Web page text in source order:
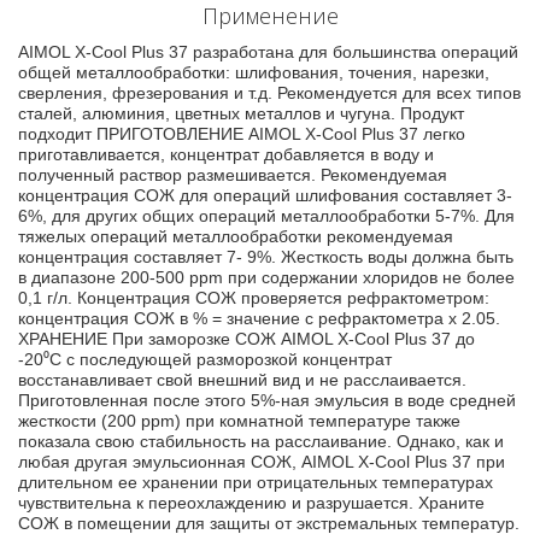
Применение
AIMOL X-Cool Plus 37 разработана для большинства операций
общей металлообработки: шлифования, точения, нарезки,
сверления, фрезерования и т.д. Рекомендуется для всех типов
сталей, алюминия, цветных металлов и чугуна. Продукт
подходит ПРИГОТОВЛЕНИЕ AIMOL X-Cool Plus 37 легко
приготавливается, концентрат добавляется в воду и
полученный раствор размешивается. Рекомендуемая
концентрация СОЖ для операций шлифования составляет 3-
6%, для других общих операций металлообработки 5-7%. Для
тяжелых операций металлообработки рекомендуемая
концентрация составляет 7- 9%. Жесткость воды должна быть
в диапазоне 200-500 ppm при содержании хлоридов не более
0,1 г/л. Концентрация СОЖ проверяется рефрактометром:
концентрация СОЖ в % = значение с рефрактометра x 2.05.
ХРАНЕНИЕ При заморозке СОЖ AIMOL X-Cool Plus 37 до
-20⁰С с последующей разморозкой концентрат
восстанавливает свой внешний вид и не расслаивается.
Приготовленная после этого 5%-ная эмульсия в воде средней
жесткости (200 ppm) при комнатной температуре также
показала свою стабильность на расслаивание. Однако, как и
любая другая эмульсионная СОЖ, AIMOL X-Cool Plus 37 при
длительном ее хранении при отрицательных температурах
чувствительна к переохлаждению и разрушается. Храните
СОЖ в помещении для защиты от экстремальных температур.